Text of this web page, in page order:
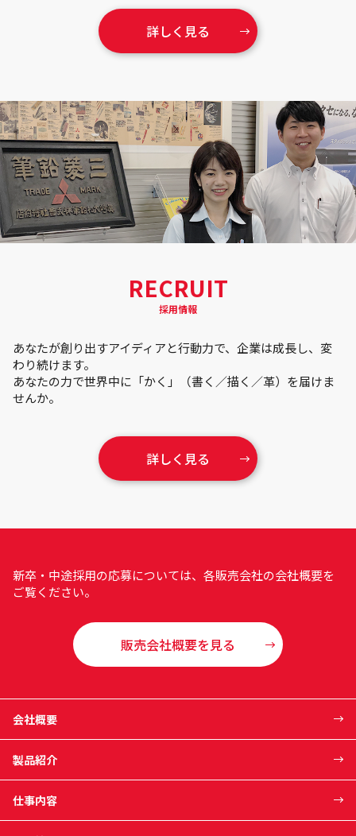
詳しく見る
RECRUIT
採用情報
あなたが創り出すアイディアと行動力で、企業は成長し、変
わり続けます。
あなたの力で世界中に「かく」（書く／描く／革）を届けま
せんか。
詳しく見る
新卒・中途採用の応募については、各販売会社の会社概要を
ご覧ください。
販売会社概要を見る
会社概要
製品紹介
仕事内容